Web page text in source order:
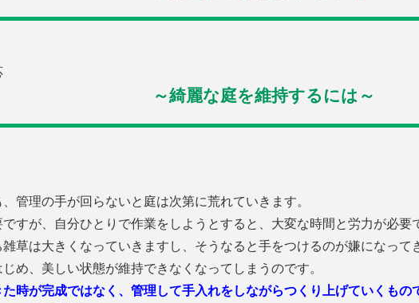
～綺麗な庭を維持するには～
管理の手が回らないと庭は次第に荒れていきます。
すが、自分ひとりで作業をしようとすると、大変な時間と労力が必要
草は大きくなっていきますし、そうなると手をつけるのが嫌になって
め、美しい状態が維持できなくなってしまうのです。
時が完成ではなく、管理して手入れをしながらつくり上げていくもの